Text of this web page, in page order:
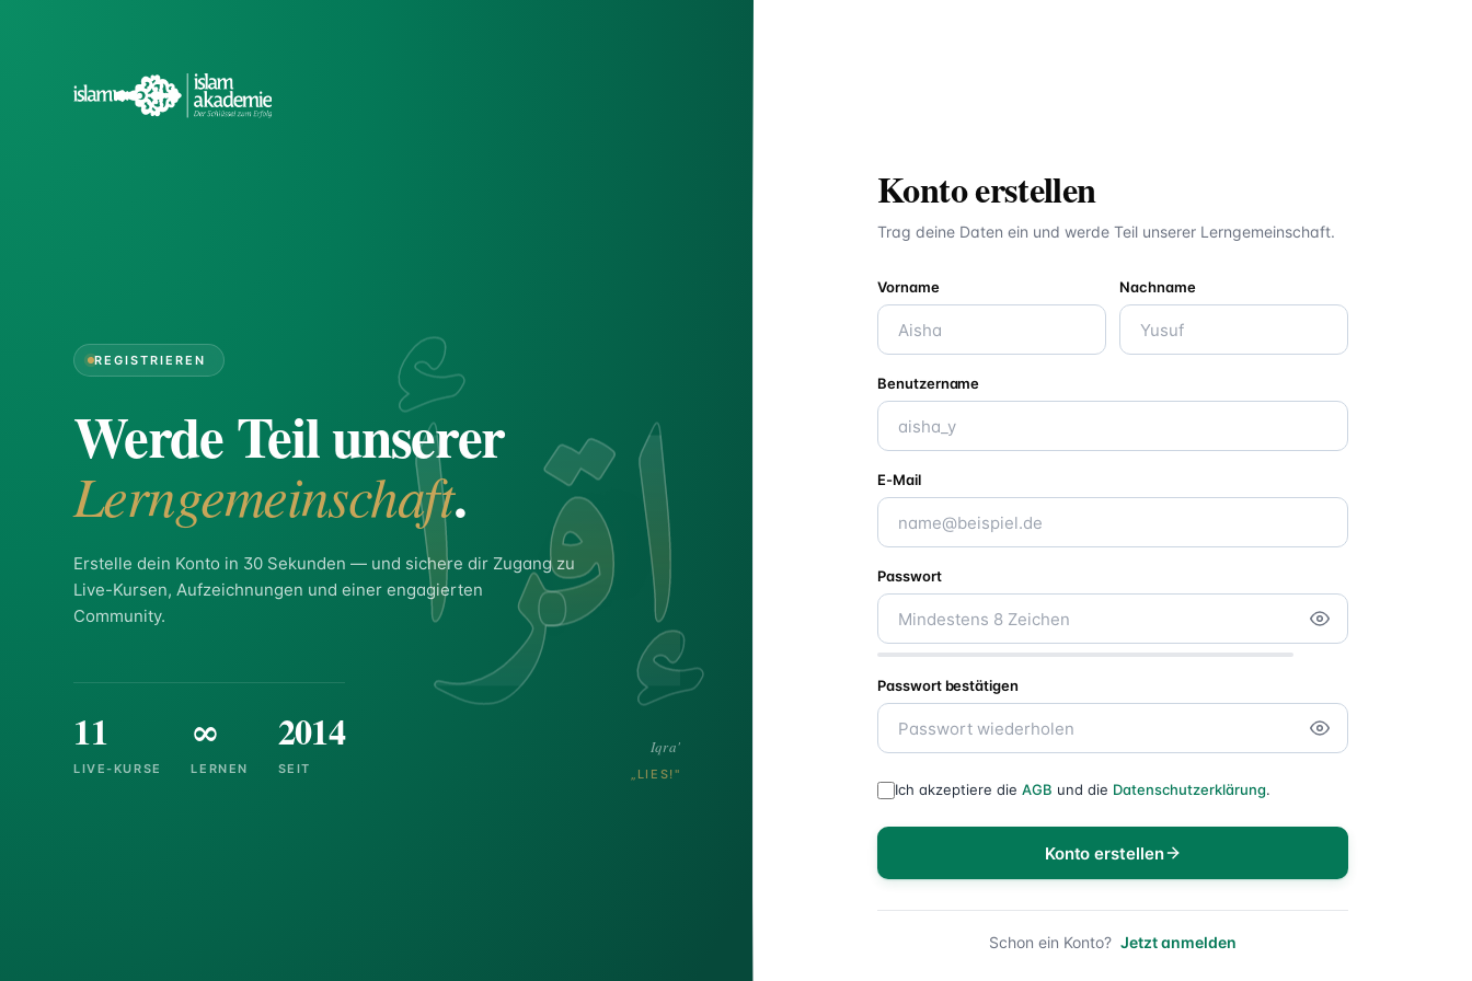
إقرأ
Iqra'
„LIES!"
REGISTRIEREN
Werde Teil unserer
Lerngemeinschaft.
Erstelle dein Konto in 30 Sekunden — und sichere dir Zugang zu
Live-Kursen, Aufzeichnungen und einer engagierten
Community.
11
LIVE-KURSE
∞
LERNEN
2014
SEIT
Konto erstellen
Trag deine Daten ein und werde Teil unserer Lerngemeinschaft.
Vorname Nachname
Benutzername
E-Mail
Passwort
Passwort bestätigen
Ich akzeptiere dieAGB und die Datenschutzerklärung.
Konto erstellen
Schon ein Konto? Jetzt anmelden